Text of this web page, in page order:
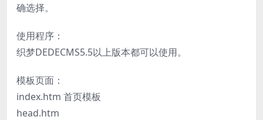
确选择。
使用程序：
织梦DEDECMS5.5以上版本都可以使用。
模板页面：
index.htm 首页模板
head.htm